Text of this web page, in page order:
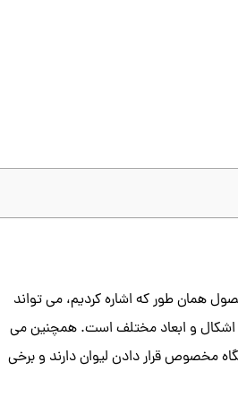
همان طور که اشاره کردیم، می تواند
اشکال و ابعاد مختلف است. همچنین می
مخصوص قرار دادن لیوان دارند و برخی